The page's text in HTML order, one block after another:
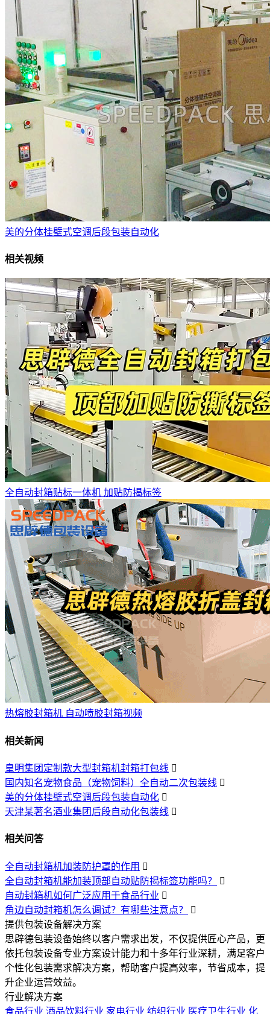
美的分体挂壁式空调后段包装自动化
相关视频
全自动封箱贴标一体机 加贴防揭标签
热熔胶封箱机 自动喷胶封箱视频
相关新闻
皇明集团定制款大型封箱机封箱打包线 
国内知名宠物食品（宠物饲料）全自动二次包装线 
美的分体挂壁式空调后段包装自动化 
天津某著名酒业集团后段自动化包装线 
相关问答
全自动封箱机加装防护罩的作用 
全自动封箱机能加装顶部自动贴防揭标签功能吗？

自动封箱机如何广泛应用于食品行业 
角边自动封箱机怎么调试？有哪些注意点？

提供包装设备解决方案
思辟德包装设备始终以客户需求出发，不仅提供匠心产品，更
依托包装设备专业方案设计能力和十多年行业深耕，满足客户
个性化包装需求解决方案，帮助客户提高效率，节省成本，提
升企业运营效益。
行业解决方案
食品行业 酒品饮料行业 家电行业 纺织行业 医疗卫生行业 化